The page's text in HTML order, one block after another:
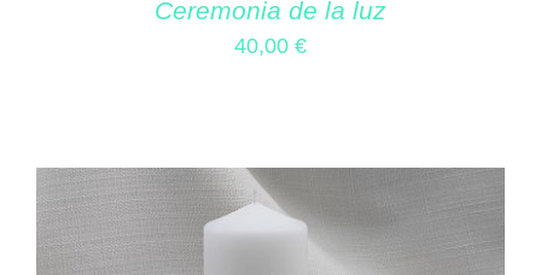
Ceremonia de la luz
40,00 €